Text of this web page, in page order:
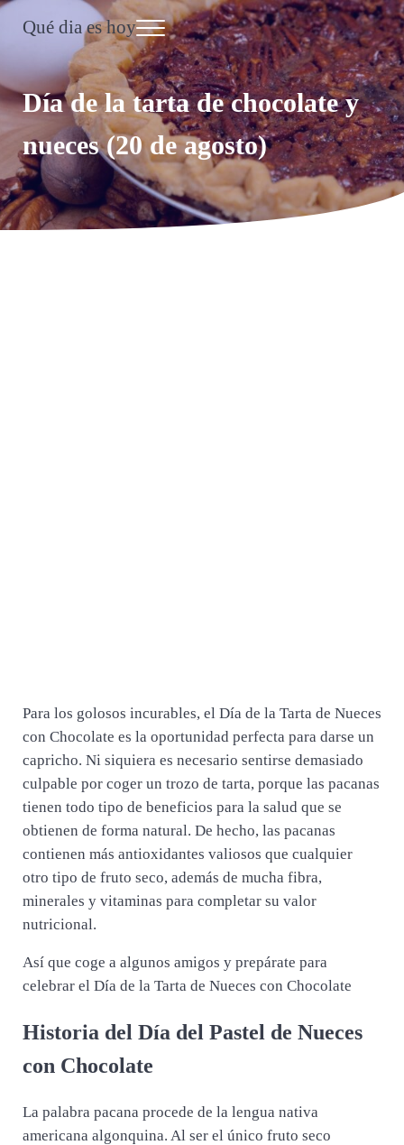
Saltar al contenido principal
Skip to header right navigation
Skip to site footer
Qué dia es hoy
Día Internacional
Menu
Día de la tarta de chocolate y
nueces (20 de agosto)
Para los golosos incurables, el Día de la Tarta de Nueces
con Chocolate es la oportunidad perfecta para darse un
capricho. Ni siquiera es necesario sentirse demasiado
culpable por coger un trozo de tarta, porque las pacanas
tienen todo tipo de beneficios para la salud que se
obtienen de forma natural. De hecho, las pacanas
contienen más antioxidantes valiosos que cualquier
otro tipo de fruto seco, además de mucha fibra,
minerales y vitaminas para completar su valor
nutricional.
Así que coge a algunos amigos y prepárate para
celebrar el Día de la Tarta de Nueces con Chocolate
Historia del Día del Pastel de Nueces
con Chocolate
La palabra pacana procede de la lengua nativa
americana algonquina. Al ser el único fruto seco